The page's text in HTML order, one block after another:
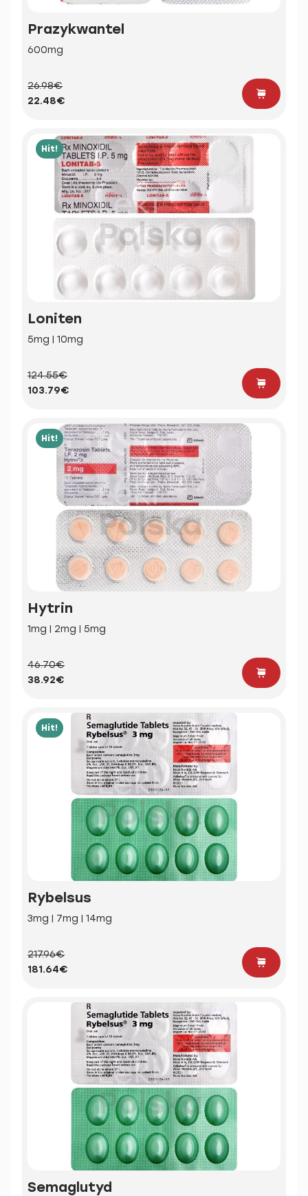
Prazykwantel
600mg
26.98€
22.48€
Hit!
Loniten
5mg | 10mg
124.55€
103.79€
Hit!
Hytrin
1mg | 2mg | 5mg
46.70€
38.92€
Hit!
Rybelsus
3mg | 7mg | 14mg
217.96€
181.64€
Semaglutyd